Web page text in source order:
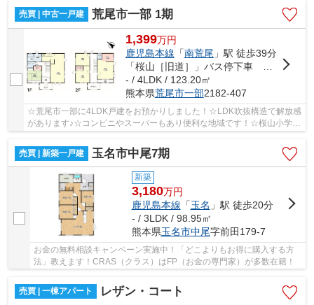
売買 | 中古一戸建 荒尾市一部 1期
1,399万円
鹿児島本線 「南荒尾 」駅 徒歩39分
- / 4LDK / 123.20㎡
熊本県荒尾市一部2182-407
☆荒尾市一部に4LDK戸建をお預かりしました！☆LDK吹抜構造で解放感
があります♪☆コンビニやスーパーもあり便利な地域です！☆桜山小学校
まで徒歩約11分（856ｍ）・荒尾第4中学校エリア☆
売買 | 新築一戸建
玉名市中尾7期
新築
3,180万円
鹿児島本線 「玉名 」駅 徒歩20分
- / 3LDK / 98.95㎡
熊本県玉名市中尾字前田179-7
お金の無料相談キャンペーン実施中！「どこよりもお得に購入する方
法」教えます！CRAS（クラス）はFP（お金の専門家）が多数在籍！
売買 | 一棟アパート レザン・コート